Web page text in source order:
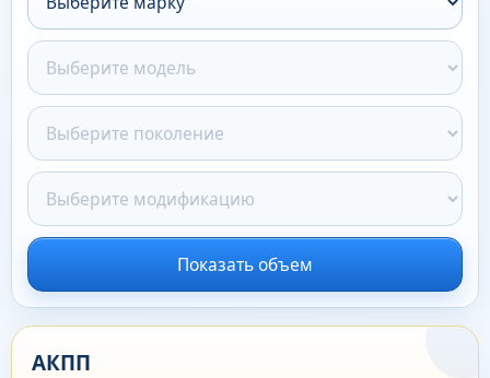
Показать объем
АКПП